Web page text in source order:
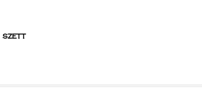
szett